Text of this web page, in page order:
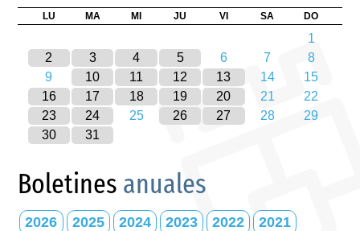
LU MA MI JU VI SA DO
1
2
3 4 5 6 7
8
9
10 11 12 13 14
15
16
17 18 19 20 21
22
23
24 25 26 27 28
29
30
31
Boletines anuales
2026 2025 2024 2023 2022
2021